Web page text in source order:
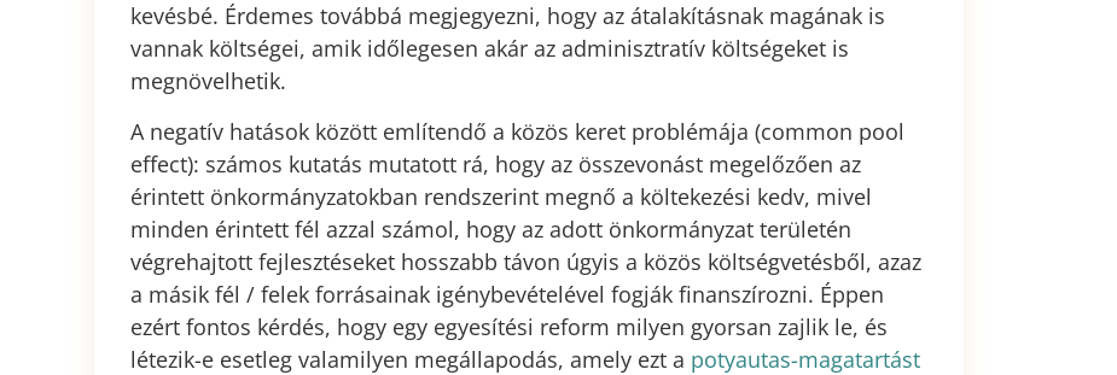
kevésbé. Érdemes továbbá megjegyezni, hogy az átalakításnak magának is
vannak költségei, amik időlegesen akár az adminisztratív költségeket is
megnövelhetik.
A negatív hatások között említendő a közös keret problémája (common pool
effect): számos kutatás mutatott rá, hogy az összevonást megelőzően az
érintett önkormányzatokban rendszerint megnő a költekezési kedv, mivel
minden érintett fél azzal számol, hogy az adott önkormányzat területén
végrehajtott fejlesztéseket hosszabb távon úgyis a közös költségvetésből, azaz
a másik fél / felek forrásainak igénybevételével fogják finanszírozni. Éppen
ezért fontos kérdés, hogy egy egyesítési reform milyen gyorsan zajlik le, és
létezik-e esetleg valamilyen megállapodás, amely ezt a potyautas-magatartást